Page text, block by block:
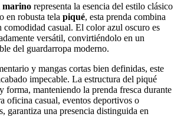
marino representa la esencia del estilo clásico
en robusta tela piqué, esta prenda combina
comodidad casual. El color azul oscuro es
versátil, convirtiéndolo en un
del guardarropa moderno.
y mangas cortas bien definidas, este
impecable. La estructura del piqué
forma, manteniendo la prenda fresca durante
oficina casual, eventos deportivos o
garantiza una presencia distinguida en